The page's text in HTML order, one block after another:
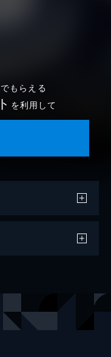
でもらえる
を利用して